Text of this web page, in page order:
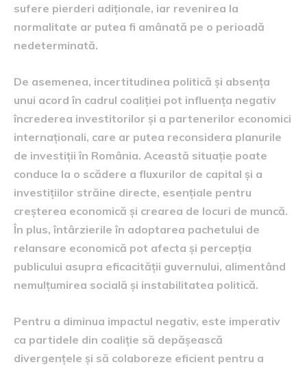
sufere pierderi adiționale, iar revenirea la
normalitate ar putea fi amânată pe o perioadă
nedeterminată.
De asemenea, incertitudinea politică și absența
unui acord în cadrul coaliției pot influența negativ
încrederea investitorilor și a partenerilor economici
internaționali, care ar putea reconsidera planurile
de investiții în România. Această situație poate
conduce la o scădere a fluxurilor de capital și a
investițiilor străine directe, esențiale pentru
creșterea economică și crearea de locuri de muncă.
În plus, întârzierile în adoptarea pachetului de
relansare economică pot afecta și percepția
publicului asupra eficacității guvernului, alimentând
nemulțumirea socială și instabilitatea politică.
Pentru a diminua impactul negativ, este imperativ
ca partidele din coaliție să depășească
divergențele și să colaboreze eficient pentru a